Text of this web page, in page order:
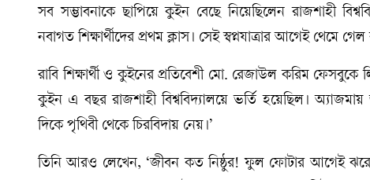
সব সম্ভাবনাকে ছাপিয়ে কুইন বেছে নিয়েছিলেন রাজশাহী
নবাগত শিক্ষার্থীদের প্রথম ক্লাস। সেই স্বপ্নযাত্রার আগেই থেমে
রাবি শিক্ষার্থী ও কুইনের প্রতিবেশী মো. রেজাউল করিম
কুইন এ বছর রাজশাহী বিশ্ববিদ্যালয়ে ভর্তি হয়েছিল।
দিকে পৃথিবী থেকে চিরবিদায় নেয়।’
তিনি আরও লেখেন, ‘জীবন কত নিষ্ঠুর! ফুল ফোটার আগেই ঝরে